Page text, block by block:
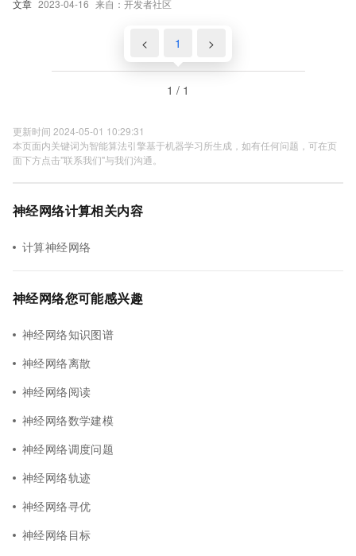
文章 2023-04-16 来自：开发者社区
< 1 >
1 / 1
更新时间 2024-05-01 10:29:31
本页面内关键词为智能算法引擎基于机器学习所生成，如有任何问题，可在页
面下方点击"联系我们"与我们沟通。
神经网络计算相关内容
计算神经网络
神经网络您可能感兴趣
神经网络知识图谱
神经网络离散
神经网络阅读
神经网络数学建模
神经网络调度问题
神经网络轨迹
神经网络寻优
神经网络目标